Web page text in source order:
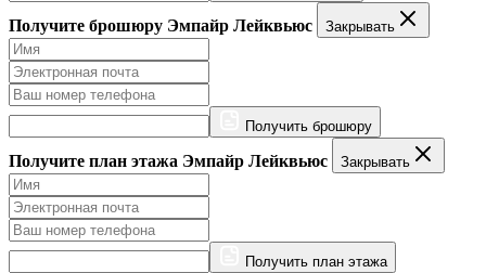
Получите брошюру Эмпайр Лейквьюс Закрывать
Получить брошюру
Получите план этажа Эмпайр Лейквьюс Закрывать
Получить план этажа